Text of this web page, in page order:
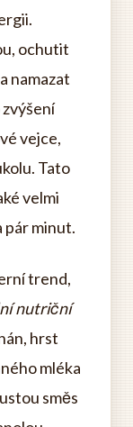
ochutit
namazat
vejce,
Tato
velmi
pár minut.
trend,
nutriční
hrst
mléka
směs